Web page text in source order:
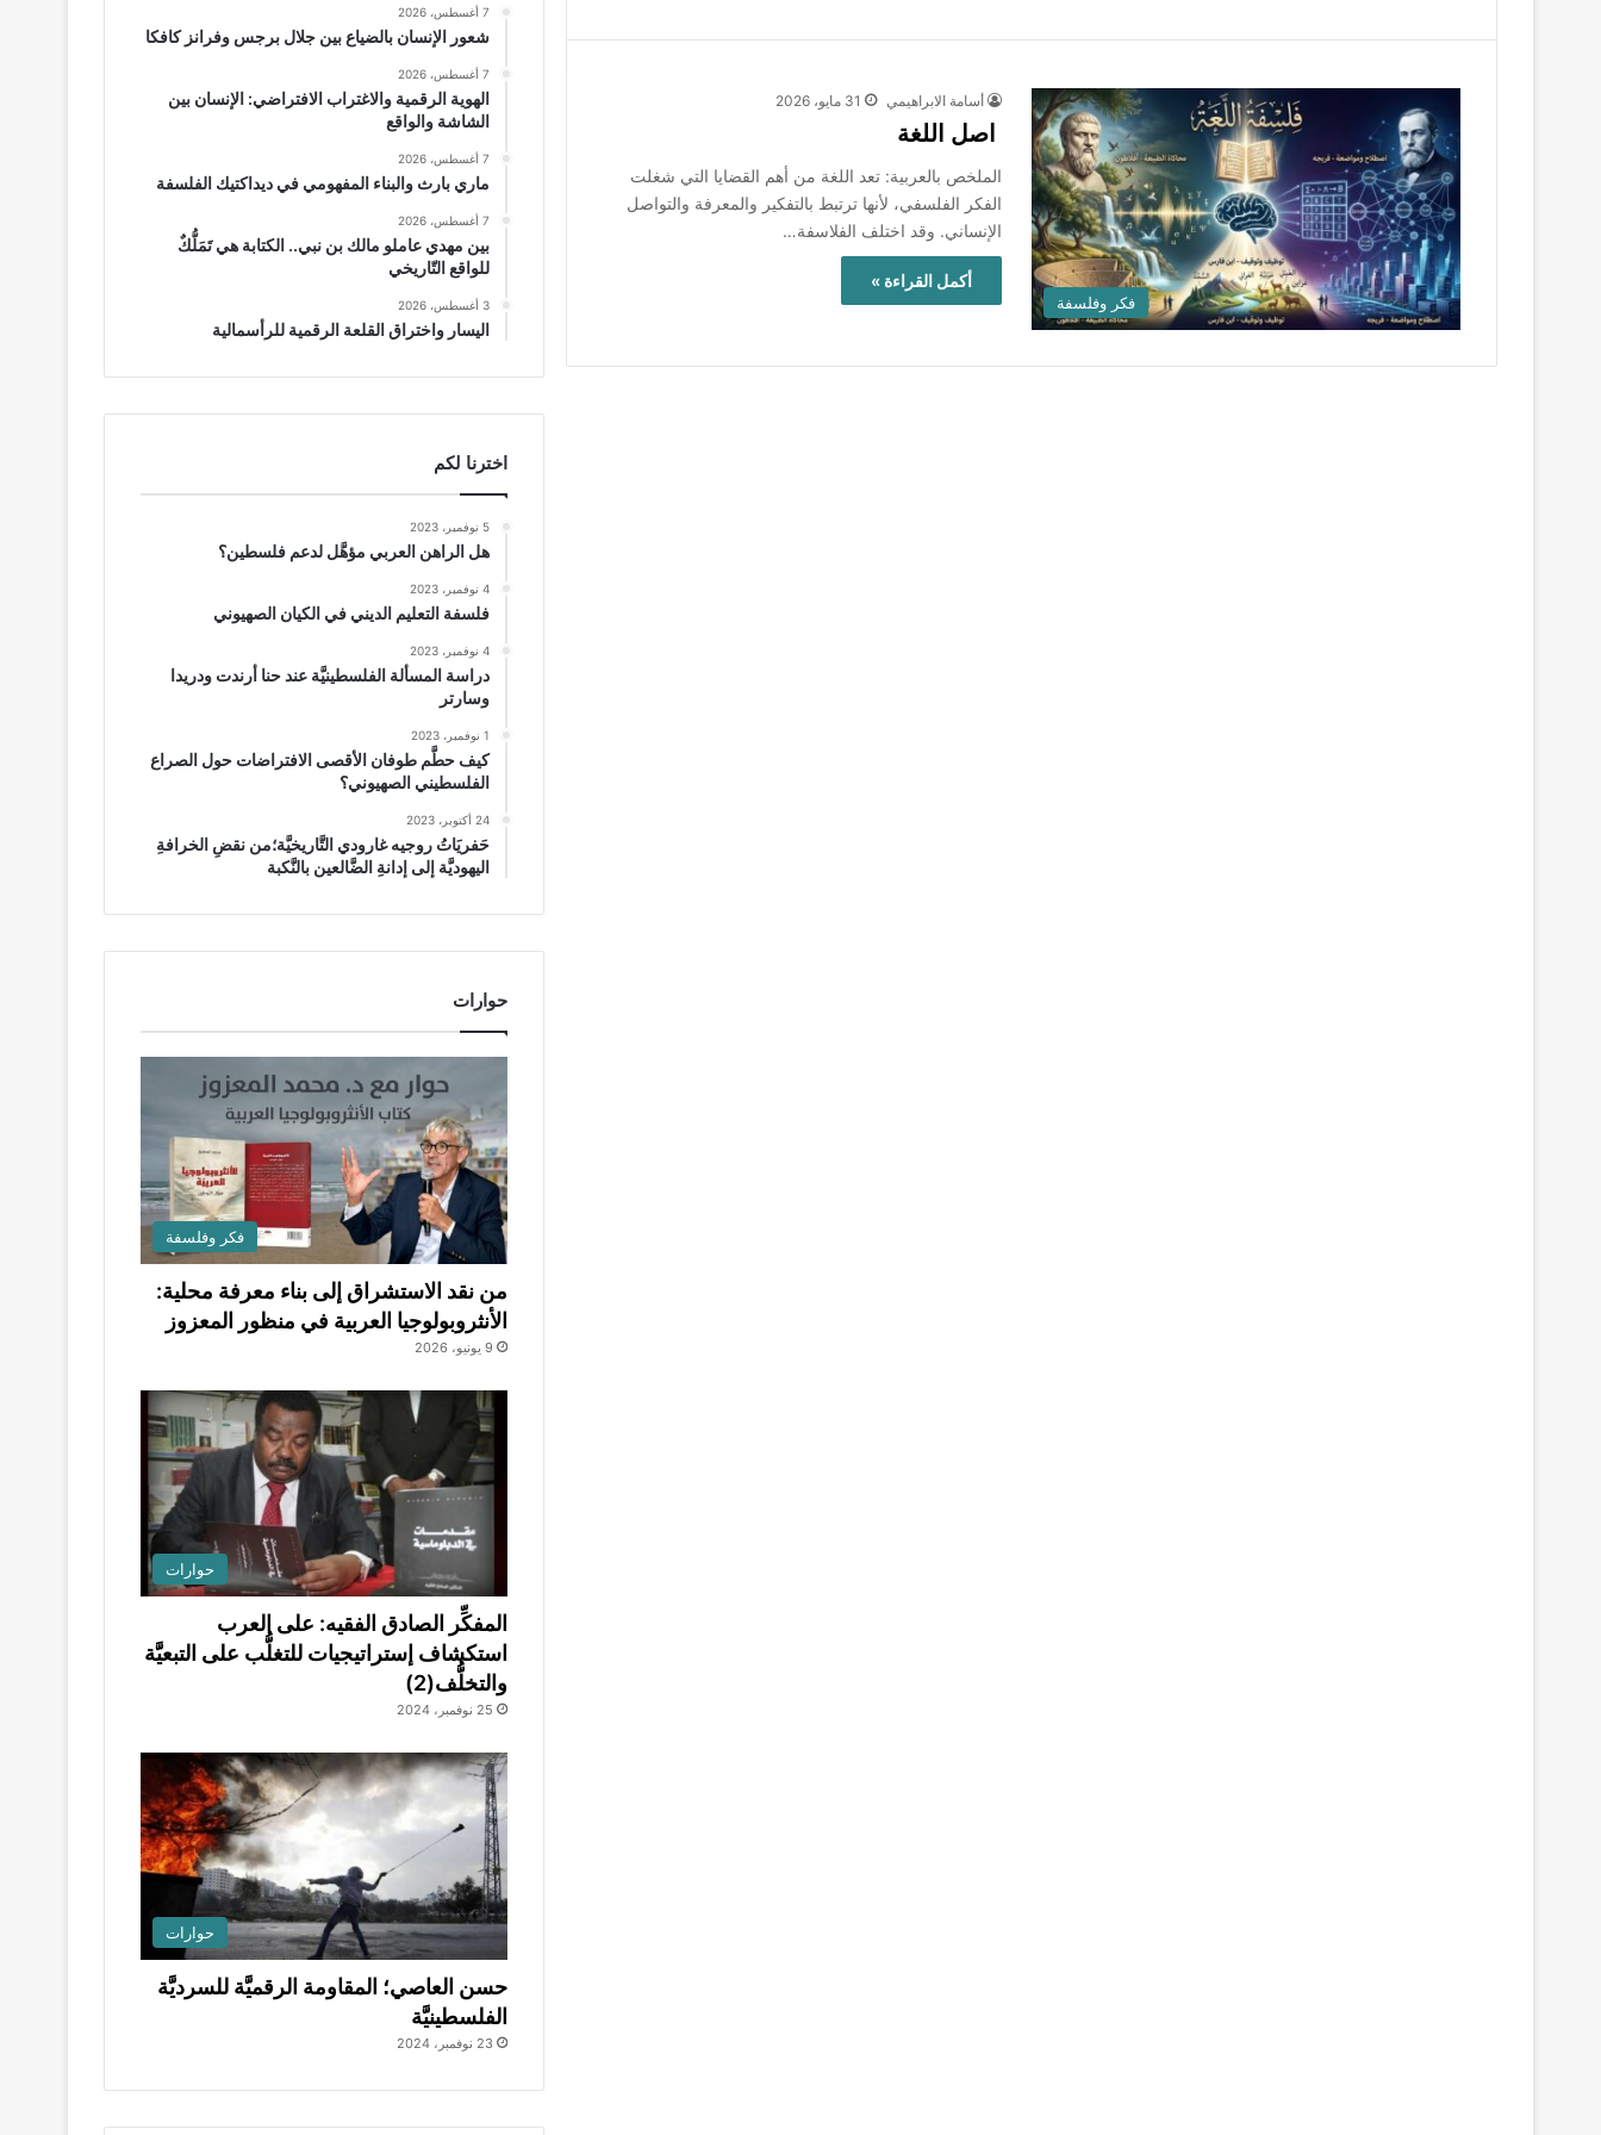
فكر وفلسفة
أسامة الابراهيمي 31 مايو، 2026
اصل اللغة
الملخص بالعربية: تعد اللغة من أهم القضايا التي شغلت
الفكر الفلسفي، لأنها ترتبط بالتفكير والمعرفة والتواصل
الإنساني. وقد اختلف الفلاسفة…
أكمل القراءة »
7 أغسطس، 2026
شعور الإنسان بالضياع بين جلال برجس وفرانز كافكا
7 أغسطس، 2026
الهوية الرقمية والاغتراب الافتراضي: الإنسان بين
الشاشة والواقع
7 أغسطس، 2026
ماري بارث والبناء المفهومي في ديداكتيك الفلسفة
7 أغسطس، 2026
بين مهدي عاملو مالك بن نبي.. الكتابة هي تَمَلُّكٌ
للواقع التّاريخي
3 أغسطس، 2026
اليسار واختراق القلعة الرقمية للرأسمالية
اخترنا لكم
5 نوفمبر، 2023
هل الراهن العربي مؤهَّل لدعم فلسطين؟
4 نوفمبر، 2023
فلسفة التعليم الديني في الكيان الصهيوني
4 نوفمبر، 2023
دراسة المسألة الفلسطينيَّة عند حنا أرندت ودريدا
وسارتر
1 نوفمبر، 2023
كيف حطَّم طوفان الأقصى الافتراضات حول الصراع
الفلسطيني الصهيوني؟
24 أكتوبر، 2023
حَفريَاتُ روجيه غارودي التَّاريخيَّة؛من نقضِ الخرافةِ
اليهوديَّة إلى إدانةِ الضَّالعين بالنَّكبة
حوارات
فكر وفلسفة
من نقد الاستشراق إلى بناء معرفة محلية:
الأنثروبولوجيا العربية في منظور المعزوز
9 يونيو، 2026
حوارات
المفكِّر الصادق الفقيه: على العرب
استكشاف إستراتيجيات للتغلُّب على التبعيَّة
والتخلُّف(2)
25 نوفمبر، 2024
حوارات
حسن العاصي؛ المقاومة الرقميَّة للسرديَّة
الفلسطينيَّة
23 نوفمبر، 2024